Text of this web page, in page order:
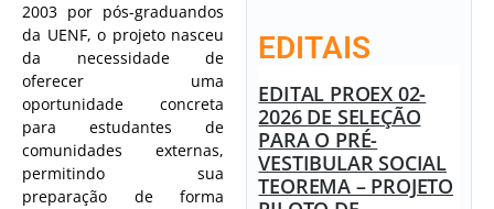
2003 por pós-graduandos
da UENF, o projeto nasceu
da necessidade de
oferecer uma
oportunidade concreta
para estudantes de
comunidades externas,
permitindo sua
preparação de forma
EDITAIS
EDITAL PROEX 02-
2026 DE SELEÇÃO
PARA O PRÉ-
VESTIBULAR SOCIAL
TEOREMA – PROJETO